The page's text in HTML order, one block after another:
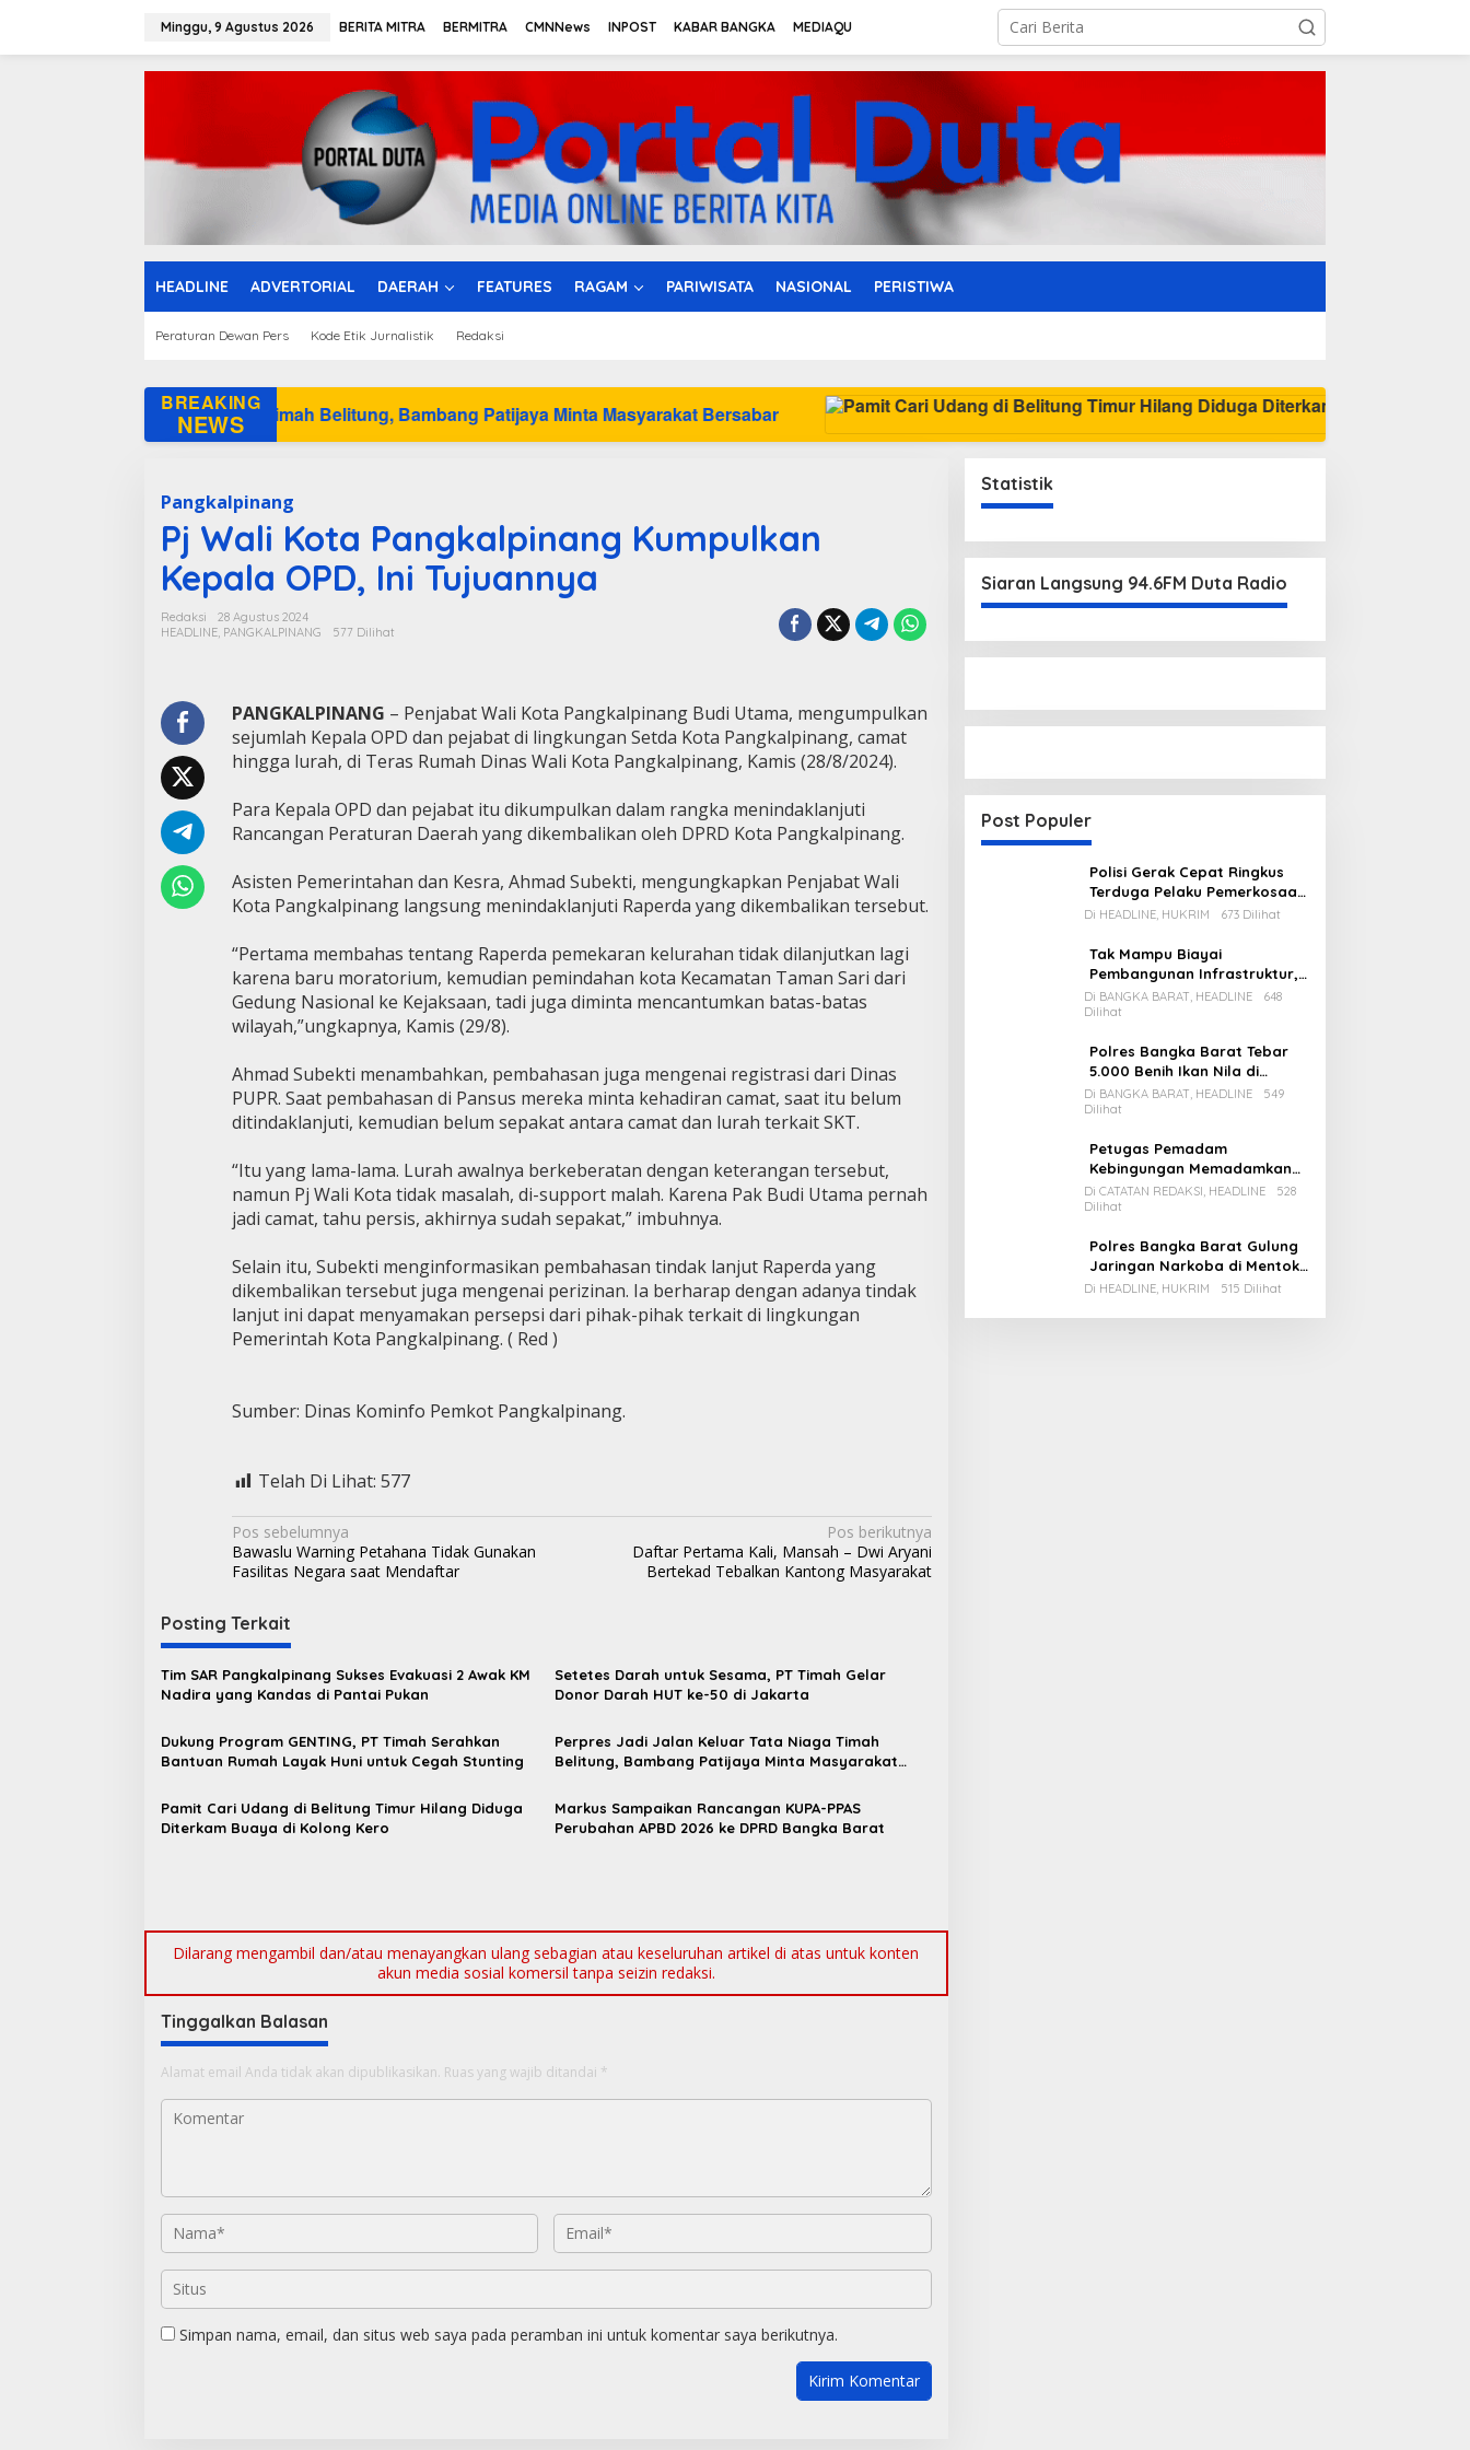
Minggu, 9 Agustus 2026 BERITA MITRA BERMITRA CMNNews INPOST KABAR BANGKA MEDIAQU
HEADLINE ADVERTORIAL DAERAH FEATURES RAGAM PARIWISATA NASIONAL PERISTIWA
Peraturan Dewan Pers Kode Etik Jurnalistik Redaksi
BREAKING
NEWS
Tata Niaga Timah Belitung, Bambang Patijaya Minta Masyarakat Bersabar
Pangkalpinang
Pj Wali Kota Pangkalpinang Kumpulkan
Kepala OPD, Ini Tujuannya
Redaksi
28 Agustus 2024
HEADLINE, PANGKALPINANG 577 Dilihat
PANGKALPINANG – Penjabat Wali Kota Pangkalpinang Budi Utama, mengumpulkan
sejumlah Kepala OPD dan pejabat di lingkungan Setda Kota Pangkalpinang, camat
hingga lurah, di Teras Rumah Dinas Wali Kota Pangkalpinang, Kamis (28/8/2024).
Para Kepala OPD dan pejabat itu dikumpulkan dalam rangka menindaklanjuti
Rancangan Peraturan Daerah yang dikembalikan oleh DPRD Kota Pangkalpinang.
Asisten Pemerintahan dan Kesra, Ahmad Subekti, mengungkapkan Penjabat Wali
Kota Pangkalpinang langsung menindaklanjuti Raperda yang dikembalikan tersebut.
“Pertama membahas tentang Raperda pemekaran kelurahan tidak dilanjutkan lagi
karena baru moratorium, kemudian pemindahan kota Kecamatan Taman Sari dari
Gedung Nasional ke Kejaksaan, tadi juga diminta mencantumkan batas-batas
wilayah,”ungkapnya, Kamis (29/8).
Ahmad Subekti menambahkan, pembahasan juga mengenai registrasi dari Dinas
PUPR. Saat pembahasan di Pansus mereka minta kehadiran camat, saat itu belum
ditindaklanjuti, kemudian belum sepakat antara camat dan lurah terkait SKT.
“Itu yang lama-lama. Lurah awalnya berkeberatan dengan keterangan tersebut,
namun Pj Wali Kota tidak masalah, di-support malah. Karena Pak Budi Utama pernah
jadi camat, tahu persis, akhirnya sudah sepakat,” imbuhnya.
Selain itu, Subekti menginformasikan pembahasan tindak lanjut Raperda yang
dikembalikan tersebut juga mengenai perizinan. Ia berharap dengan adanya tindak
lanjut ini dapat menyamakan persepsi dari pihak-pihak terkait di lingkungan
Pemerintah Kota Pangkalpinang. ( Red )
Sumber: Dinas Kominfo Pemkot Pangkalpinang.
Telah Di Lihat: 577
N
a
i
g
a
i
o
s
Pos sebelumnya
Bawaslu Warning Petahana Tidak Gunakan
Fasilitas Negara saat Mendaftar
Pos berikutnya
Daftar Pertama Kali, Mansah – Dwi Aryani
Bertekad Tebalkan Kantong Masyarakat
Posting Terkait
Tim SAR Pangkalpinang Sukses Evakuasi 2 Awak KM
Nadira yang Kandas di Pantai Pukan
Setetes Darah untuk Sesama, PT Timah Gelar
Donor Darah HUT ke-50 di Jakarta
Dukung Program GENTING, PT Timah Serahkan
Bantuan Rumah Layak Huni untuk Cegah Stunting
Perpres Jadi Jalan Keluar Tata Niaga Timah
Belitung, Bambang Patijaya Minta Masyarakat
Pamit Cari Udang di Belitung Timur Hilang Diduga
Diterkam Buaya di Kolong Kero
Markus Sampaikan Rancangan KUPA-PPAS
Perubahan APBD 2026 ke DPRD Bangka Barat
Dilarang mengambil dan/atau menayangkan ulang sebagian atau keseluruhan artikel di atas untuk konten
akun media sosial komersil tanpa seizin redaksi.
Tinggalkan Balasan
Alamat email Anda tidak akan dipublikasikan. Ruas yang wajib ditandai *
Simpan nama, email, dan situs web saya pada peramban ini untuk komentar saya berikutnya.
Statistik
Siaran Langsung 94.6FM Duta Radio
Post Populer
Polisi Gerak Cepat Ringkus
Terduga Pelaku Pemerkosaan
di Kecamatan Mentok
Di HEADLINE, HUKRIM 673 Dilihat
Tak Mampu Biayai
Pembangunan Infrastruktur,
Pemda Babar Rencana Utang
Rp65 M
Di BANGKA BARAT, HEADLINE
648
Dilihat
Polres Bangka Barat Tebar
5.000 Benih Ikan Nila di
Bozem Kampung Iklim
Di BANGKA BARAT, HEADLINE
549
Dilihat
Petugas Pemadam
Kebingungan Memadamkan
Apinya Sendiri
Di CATATAN REDAKSI, HEADLINE
528
Dilihat
Polres Bangka Barat Gulung
Jaringan Narkoba di Mentok,
2 Pemain Besar Diamankan, 1
Di HEADLINE, HUKRIM 515 Dilihat